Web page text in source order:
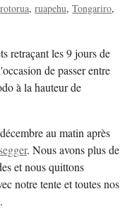
rotorua ruapehu Tongariro
retraçant les 9 jours de
de passer entre
à la hauteur de
au matin après
. Nous avons plus de
et nous quittons
notre tente et toutes nos